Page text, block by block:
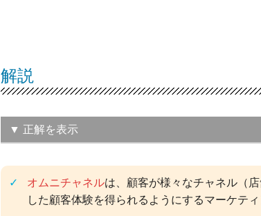
解説
▼ 正解を表示
この問題の正解率：51.2％（やや高い）
オムニチャネルは、顧客が様々なチャネル（
した顧客体験を得られるようにするマーケティ